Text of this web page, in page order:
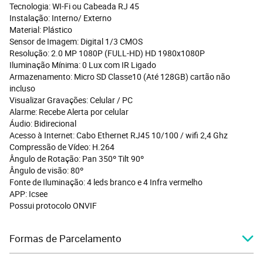
Tecnologia: WI-Fi ou Cabeada RJ 45
Instalação: Interno/ Externo
Material: Plástico
Sensor de Imagem: Digital 1/3 CMOS
Resolução: 2.0 MP 1080P (FULL-HD) HD 1980x1080P
Iluminação Mínima: 0 Lux com IR Ligado
Armazenamento: Micro SD Classe10 (Até 128GB) cartão não
incluso
Visualizar Gravações: Celular / PC
Alarme: Recebe Alerta por celular
Áudio: Bidirecional
Acesso à Internet: Cabo Ethernet RJ45 10/100 / wifi 2,4 Ghz
Compressão de Vídeo: H.264
Ângulo de Rotação: Pan 350º Tilt 90º
Ângulo de visão: 80º
Fonte de Iluminação: 4 leds branco e 4 Infra vermelho
APP: Icsee
Possui protocolo ONVIF
Formas de Parcelamento